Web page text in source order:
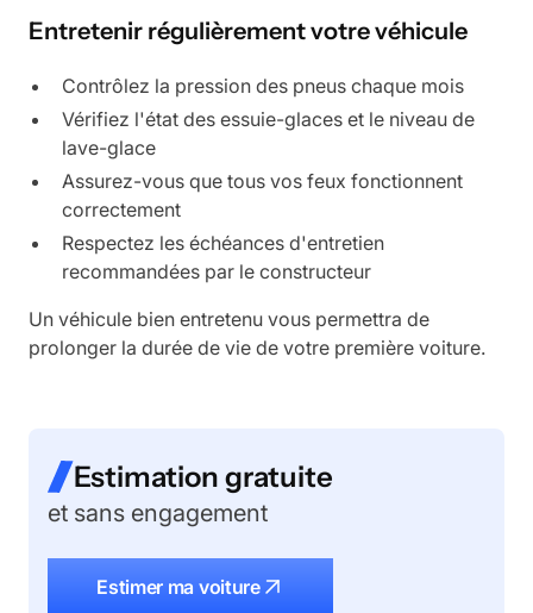
Entretenir régulièrement votre véhicule
Contrôlez la pression des pneus chaque mois
Vérifiez l'état des essuie-glaces et le niveau de
lave-glace
Assurez-vous que tous vos feux fonctionnent
correctement
Respectez les échéances d'entretien
recommandées par le constructeur
Un véhicule bien entretenu vous permettra de
prolonger la durée de vie de votre première voiture.
Estimation gratuite
et sans engagement
Estimer ma voiture